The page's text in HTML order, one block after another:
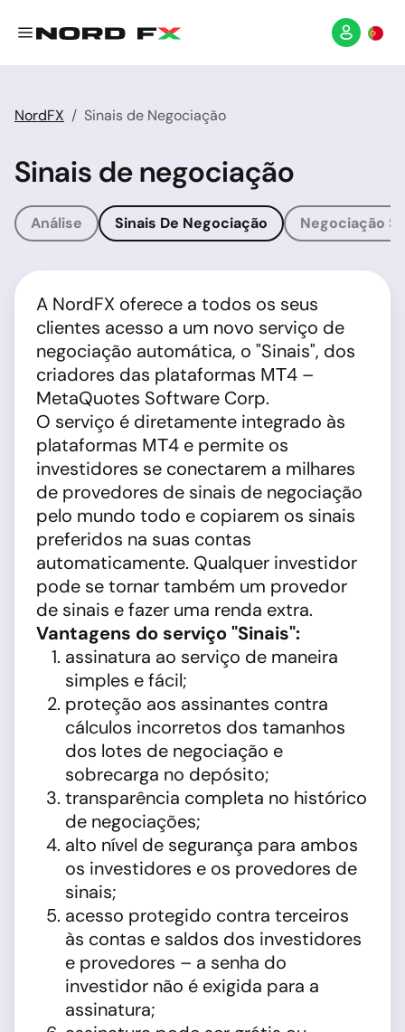
NordFX Sinais de Negociação
Sinais de negociação
Análise Sinais De Negociação Negociação
A NordFX oferece a todos os seus
clientes acesso a um novo serviço de
negociação automática, o "Sinais", dos
criadores das plataformas МТ4 –
MetaQuotes Software Corp.
O serviço é diretamente integrado às
plataformas МТ4 e permite os
investidores se conectarem a milhares
de provedores de sinais de negociação
pelo mundo todo e copiarem os sinais
preferidos na suas contas
automaticamente. Qualquer investidor
pode se tornar também um provedor
de sinais e fazer uma renda extra.
Vantagens do serviço "Sinais":
assinatura ao serviço de maneira
simples e fácil;
proteção aos assinantes contra
cálculos incorretos dos tamanhos
dos lotes de negociação e
sobrecarga no depósito;
transparência completa no histórico
de negociações;
alto nível de segurança para ambos
os investidores e os provedores de
sinais;
acesso protegido contra terceiros
às contas e saldos dos investidores
e provedores – a senha do
investidor não é exigida para a
assinatura;